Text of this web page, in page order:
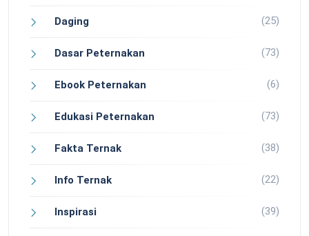
Daging (25)
Dasar Peternakan (73)
Ebook Peternakan (6)
Edukasi Peternakan (73)
Fakta Ternak (38)
Info Ternak (22)
Inspirasi (39)